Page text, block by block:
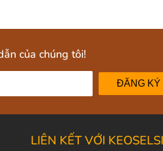
của chúng tôi!
ĐĂNG KÝ
LIÊN KẾT VỚI